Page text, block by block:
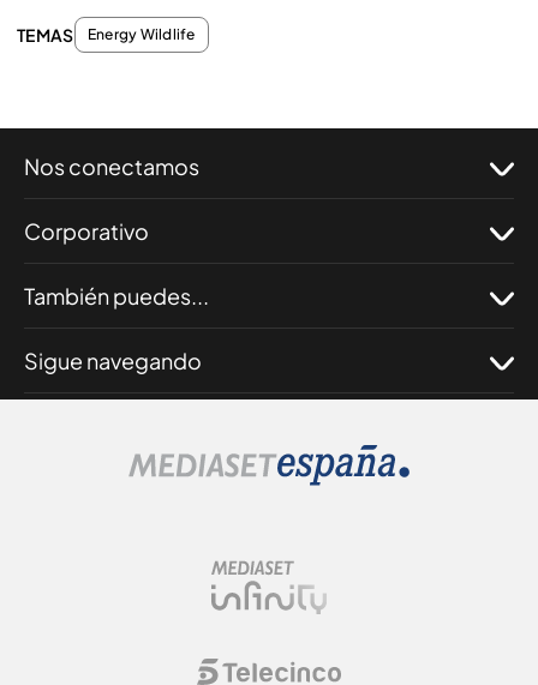
TEMAS Energy Wildlife
Nos conectamos
Corporativo
También puedes...
Sigue navegando